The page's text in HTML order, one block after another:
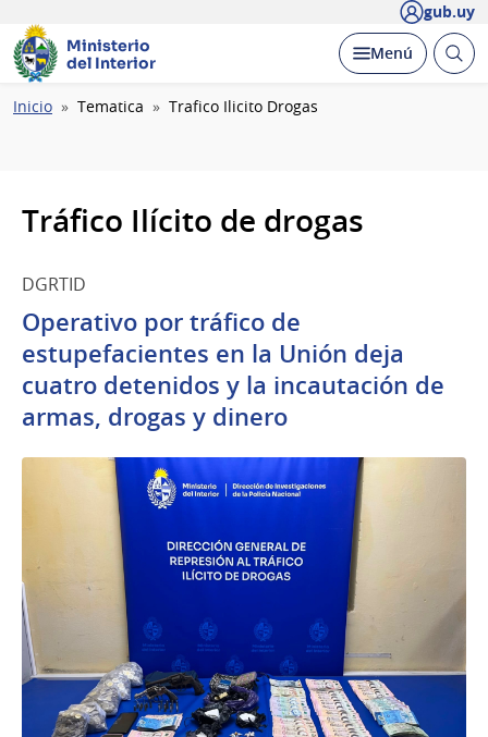
gub.uy
Ministerio
del Interior
Desplegar
Menú Abrir
Ruta
Inicio Tematica Trafico Ilicito Drogas
Tráfico Ilícito de drogas
DGRTID
Operativo por tráfico de
estupefacientes en la Unión deja
cuatro detenidos y la incautación de
armas, drogas y dinero